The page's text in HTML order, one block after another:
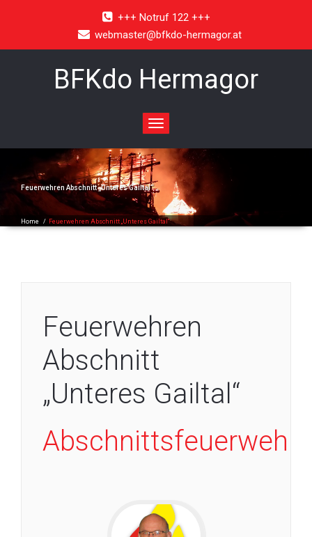
+++ Notruf 122 +++
webmaster@bfkdo-hermagor.at
BFKdo Hermagor
Toggle
navigation
Feuerwehren Abschnitt „Unteres Gailtal“
Home / Feuerwehren Abschnitt „Unteres Gailtal“
Feuerwehren
Abschnitt
„Unteres Gailtal“